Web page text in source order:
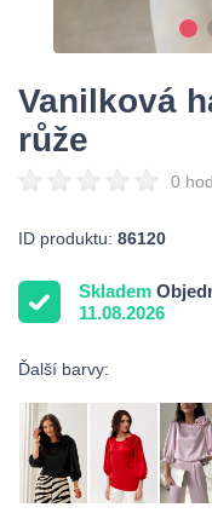
Vanilková
růže
0
ID produktu: 86120
Skladem
11.08.2026
Ďalší barvy: